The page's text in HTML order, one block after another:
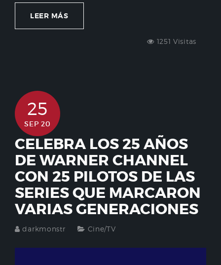
LEER MÁS
1251 Visitas
25
SEP 20
CELEBRA LOS 25 AÑOS
DE WARNER CHANNEL
CON 25 PILOTOS DE LAS
SERIES QUE MARCARON
VARIAS GENERACIONES
darkmonstr Cine/TV